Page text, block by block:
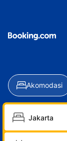
Akomodasi